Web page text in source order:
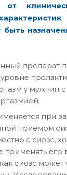
от
быть
препарат
у мужчин
при
приемом
с сиозс,
применять его
сиозс может